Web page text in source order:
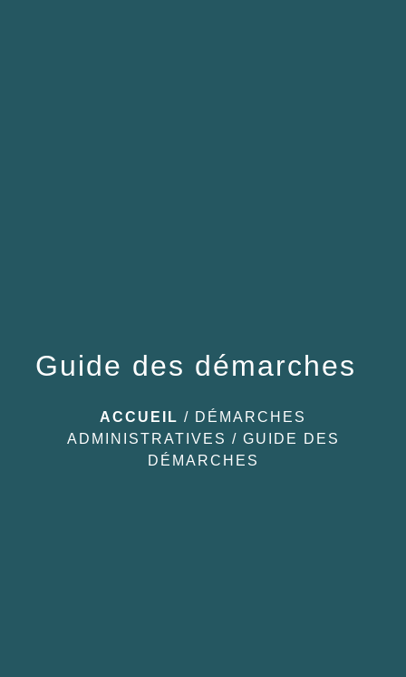
Guide des démarches
ACCUEIL / DÉMARCHES
ADMINISTRATIVES / GUIDE DES
DÉMARCHES